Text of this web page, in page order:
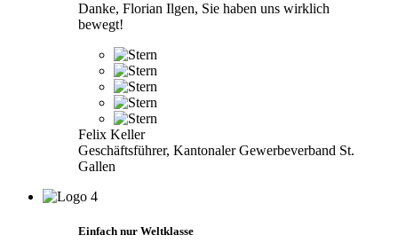
Danke, Florian Ilgen, Sie haben uns wirklich
bewegt!
Felix Keller
Geschäftsführer, Kantonaler Gewerbeverband St.
Gallen
Einfach nur Weltklasse